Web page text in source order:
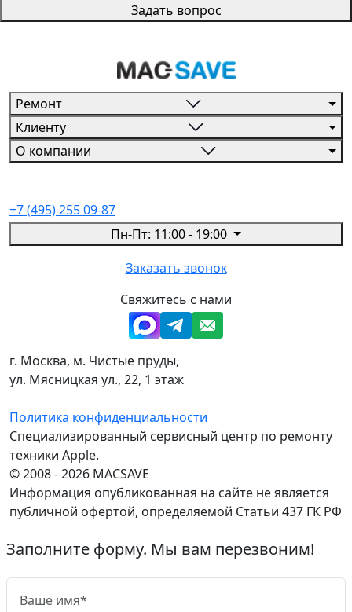
Задать вопрос
Ремонт
Клиенту
О компании
+7 (495) 255 09-87
Пн-Пт: 11:00 - 19:00
Заказать звонок
Свяжитесь с нами
г. Москва, м. Чистые пруды,
ул. Мясницкая ул., 22, 1 этаж
Политика конфиденциальности
Специализированный сервисный центр по ремонту
техники Apple.
© 2008 - 2026 MACSAVE
Информация опубликованная на сайте не является
публичной офертой, определяемой Статьи 437 ГК РФ
Заполните форму. Мы вам перезвоним!